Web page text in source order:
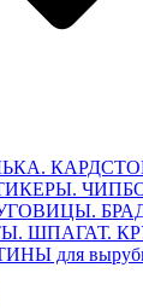
ШПАГАТ.
для